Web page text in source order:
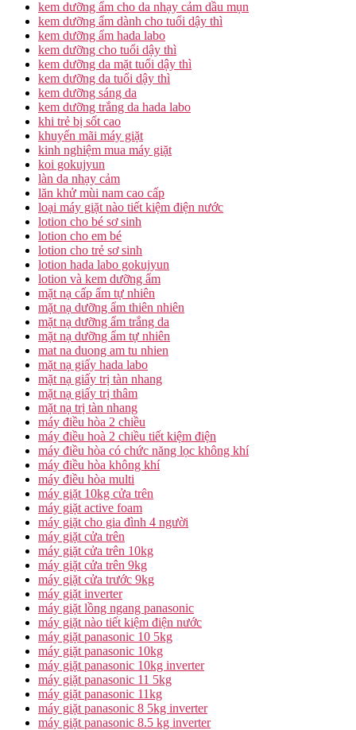
kem dưỡng ẩm cho da nhạy cảm dầu mụn
kem dưỡng ẩm dành cho tuổi dậy thì
kem dưỡng ẩm hada labo
kem dưỡng cho tuổi dậy thì
kem dưỡng da mặt tuổi dậy thì
kem dưỡng da tuổi dậy thì
kem dưỡng sáng da
kem dưỡng trắng da hada labo
khi trẻ bị sốt cao
khuyến mãi máy giặt
kinh nghiệm mua máy giặt
koi gokujyun
làn da nhạy cảm
lăn khử mùi nam cao cấp
loại máy giặt nào tiết kiệm điện nước
lotion cho bé sơ sinh
lotion cho em bé
lotion cho trẻ sơ sinh
lotion hada labo gokujyun
lotion và kem dưỡng ẩm
mặt nạ cấp ẩm tự nhiên
mặt nạ dưỡng ẩm thiên nhiên
mặt nạ dưỡng ẩm trắng da
mặt nạ dưỡng ẩm tự nhiên
mat na duong am tu nhien
mặt nạ giấy hada labo
mặt nạ giấy trị tàn nhang
mặt nạ giấy trị thâm
mặt nạ trị tàn nhang
máy điều hòa 2 chiều
máy điều hoà 2 chiều tiết kiệm điện
máy điều hòa có chức năng lọc không khí
máy điều hòa không khí
máy điều hòa multi
máy giặt 10kg cửa trên
máy giặt active foam
máy giặt cho gia đình 4 người
máy giặt cửa trên
máy giặt cửa trên 10kg
máy giặt cửa trên 9kg
máy giặt cửa trước 9kg
máy giặt inverter
máy giặt lồng ngang panasonic
máy giặt nào tiết kiệm điện nước
máy giặt panasonic 10 5kg
máy giặt panasonic 10kg
máy giặt panasonic 10kg inverter
máy giặt panasonic 11 5kg
máy giặt panasonic 11kg
máy giặt panasonic 8 5kg inverter
máy giặt panasonic 8.5 kg inverter